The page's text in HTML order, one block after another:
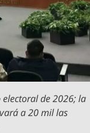
de 2026; la
a 20 mil las